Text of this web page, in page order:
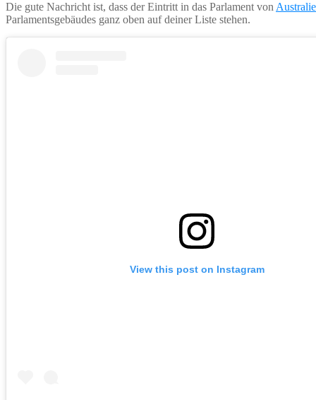
Die gute Nachricht ist, dass der Eintritt in das Parlament von
Parlamentsgebäudes ganz oben auf deiner Liste stehen.
View this post on Instagram